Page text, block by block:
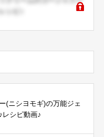
(ニシヨモギ)の万能ジェ
レシピ動画♪